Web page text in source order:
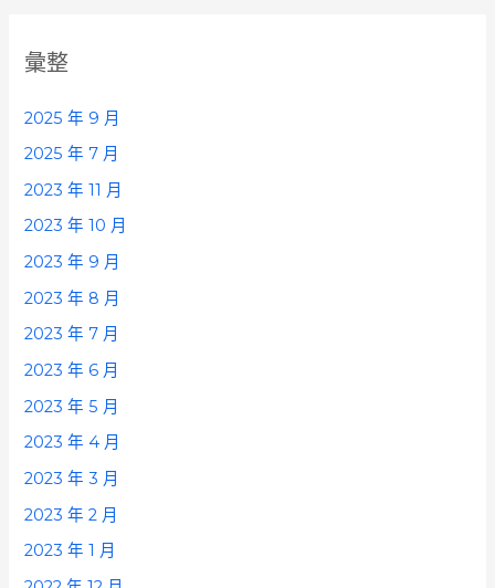
彙整
2025 年 9 月
2025 年 7 月
2023 年 11 月
2023 年 10 月
2023 年 9 月
2023 年 8 月
2023 年 7 月
2023 年 6 月
2023 年 5 月
2023 年 4 月
2023 年 3 月
2023 年 2 月
2023 年 1 月